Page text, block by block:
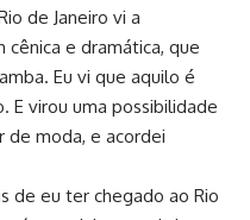
de Janeiro vi a
e dramática, que
Eu vi que aquilo é
E virou uma possibilidade
moda, e acordei
de eu ter chegado ao Rio